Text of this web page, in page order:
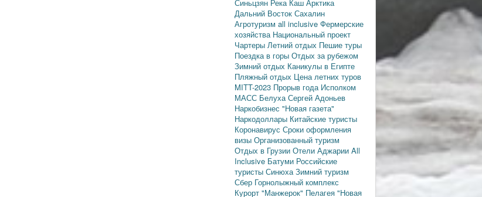
Синьцзян Река Каш Арктика
Дальний Восток Сахалин
Агротуризм all inclusive Фермерские
хозяйства Национальный проект
Чартеры Летний отдых Пешие туры
Поездка в горы Отдых за рубежом
Зимний отдых Каникулы в Египте
Пляжный отдых Цена летних туров
MITT-2023 Прорыв года Исполком
МАСС БелухаСергей Адоньев
Наркобизнес "Новая газета"
Наркодоллары Китайские туристы
Коронавирус Сроки оформления
визы Организованный туризм
Отдых в Грузии Отели Аджарии All
Inclusive Батуми Российские
туристы СинюхаЗимний туризм
Сбер Горнолыжный комплекс
Курорт "Манжерок" Пелагея "Новая